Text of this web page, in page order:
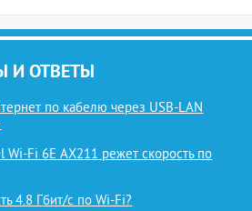
И ОТВЕТЫ
по кабелю через USB-LAN
Fi 6E AX211 режет скорость по
4.8 Гбит/с по Wi-Fi?